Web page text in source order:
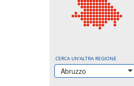
CERCA UN'ALTRA REGIONE
Abruzzo